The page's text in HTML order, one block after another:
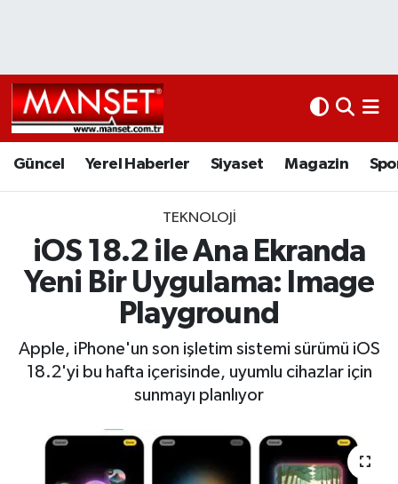
Güncel Yerel Haberler Siyaset Magazin
TEKNOLOJI
iOS 18.2 ile Ana Ekranda
Yeni Bir Uygulama: Image
Playground
Apple, iPhone'un son işletim sistemi sürümü iOS
18.2'yi bu hafta içerisinde, uyumlu cihazlar için
sunmayı planlıyor
Kültür Sanat
Magazin
Spor
İletişim
Künye
www.manset.com.tr
Yerel Haberler
Siyaset
Spor
Sağlık
Eğitim
Teknoloji
Hava Durumu
Namaz Vakitleri
Süper Lig Puan Durumu ve Fikstür
Tüm Manşetler
Son Dakika Haberleri
Haber Arşivi